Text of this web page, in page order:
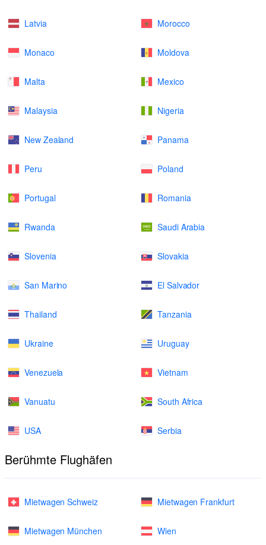
Latvia Morocco
Monaco Moldova
Malta Mexico
Malaysia Nigeria
New Zealand Panama
Peru Poland
Portugal Romania
Rwanda Saudi Arabia
Slovenia Slovakia
San Marino El Salvador
Thailand Tanzania
Ukraine Uruguay
Venezuela Vietnam
Vanuatu South Africa
USA Serbia
Berühmte Flughäfen
Mietwagen Schweiz Mietwagen Frankfurt
Mietwagen München Wien